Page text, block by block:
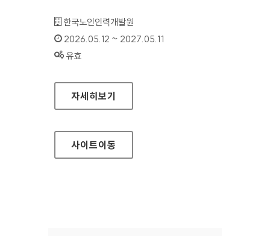
기관명 :
한국노인인력개발원
인증기간 :
2026.05.12 ~ 2027.05.11
상태 :
유효
한국노인인력개발원(모바일웹)
자세히보기
사이트이동